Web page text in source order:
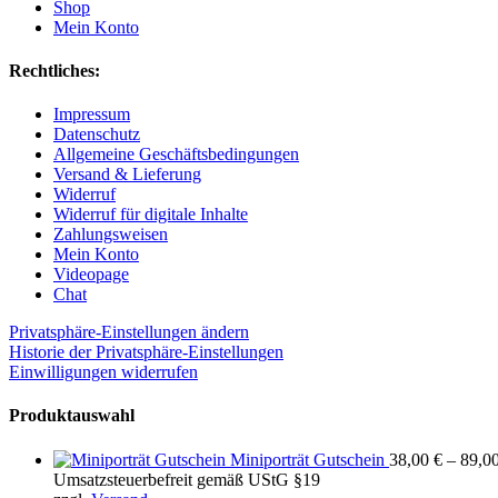
Shop
Mein Konto
Rechtliches:
Impressum
Datenschutz
Allgemeine Geschäftsbedingungen
Versand & Lieferung
Widerruf
Widerruf für digitale Inhalte
Zahlungsweisen
Mein Konto
Videopage
Chat
Privatsphäre-Einstellungen ändern
Historie der Privatsphäre-Einstellungen
Einwilligungen widerrufen
Produktauswahl
Miniporträt Gutschein 38,00 € –
Umsatzsteuerbefreit gemäß UStG §19